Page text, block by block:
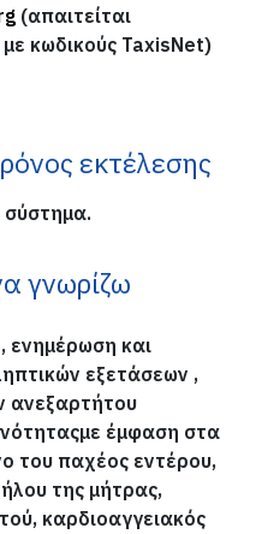
(απαιτείται
κωδικούς TaxisNet)
εκτέλεσης
γνωρίζω
ενημέρωση και
εξετάσεων ,
ανεξαρτήτου
έμφαση στα
του παχέος εντέρου,
της μήτρας,
καρδιοαγγειακός